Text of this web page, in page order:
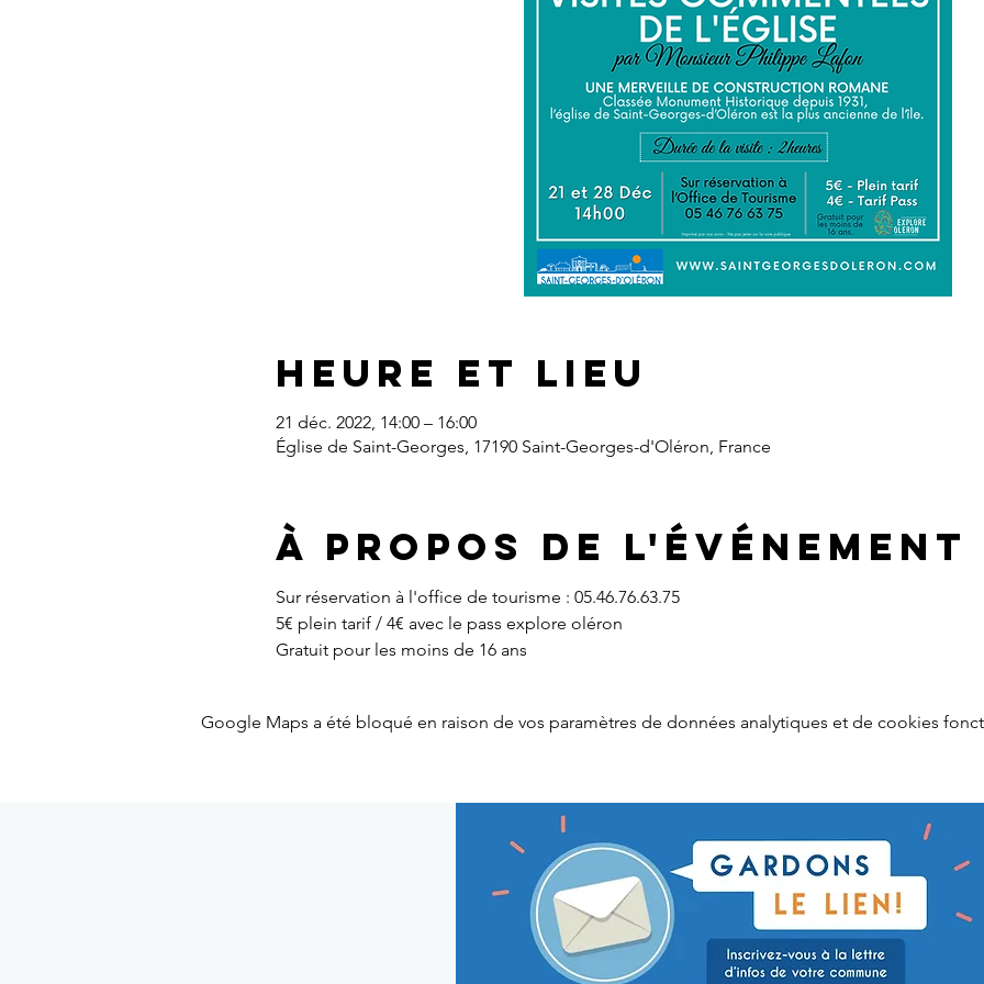
Heure et lieu
21 déc. 2022, 14:00 – 16:00
Église de Saint-Georges, 17190 Saint-Georges-d'Oléron, France
À propos de l'événement
Sur réservation à l'office de tourisme : 05.46.76.63.75
5€ plein tarif / 4€ avec le pass explore oléron
Gratuit pour les moins de 16 ans
Google Maps a été bloqué en raison de vos paramètres de données analytiques et de cookies